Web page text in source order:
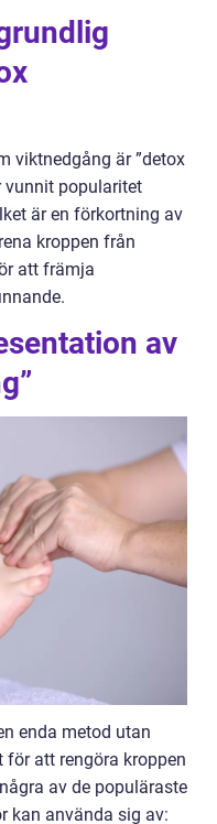
viktnedgång är ”detox
vunnit popularitet
är en förkortning av
kroppen från
att främja
av
enda metod utan
att rengöra kroppen
av de populäraste
kan använda sig av: